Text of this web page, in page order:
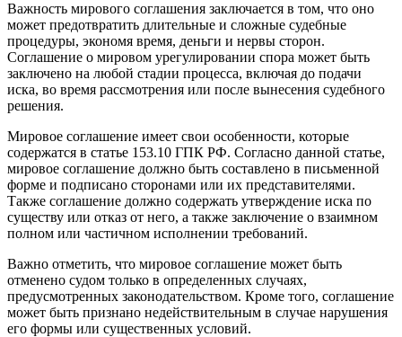
Важность мирового соглашения заключается в том, что оно
может предотвратить длительные и сложные судебные
процедуры, экономя время, деньги и нервы сторон.
Соглашение о мировом урегулировании спора может быть
заключено на любой стадии процесса, включая до подачи
иска, во время рассмотрения или после вынесения судебного
решения.
Мировое соглашение имеет свои особенности, которые
содержатся в статье 153.10 ГПК РФ. Согласно данной статье,
мировое соглашение должно быть составлено в письменной
форме и подписано сторонами или их представителями.
Также соглашение должно содержать утверждение иска по
существу или отказ от него, а также заключение о взаимном
полном или частичном исполнении требований.
Важно отметить, что мировое соглашение может быть
отменено судом только в определенных случаях,
предусмотренных законодательством. Кроме того, соглашение
может быть признано недействительным в случае нарушения
его формы или существенных условий.